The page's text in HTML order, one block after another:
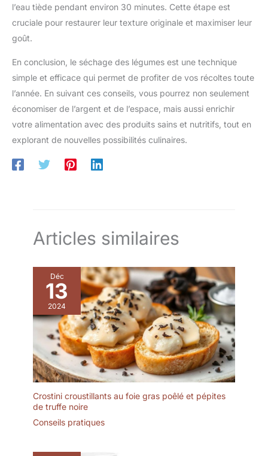
l’eau tiède pendant environ 30 minutes. Cette étape est
cruciale pour restaurer leur texture originale et maximiser leur
goût.
En conclusion, le séchage des légumes est une technique
simple et efficace qui permet de profiter de vos récoltes toute
l’année. En suivant ces conseils, vous pourrez non seulement
économiser de l’argent et de l’espace, mais aussi enrichir
votre alimentation avec des produits sains et nutritifs, tout en
explorant de nouvelles possibilités culinaires.
Articles similaires
Déc
13
2024
Crostini croustillants au foie gras poêlé et pépites
de truffe noire
Conseils pratiques